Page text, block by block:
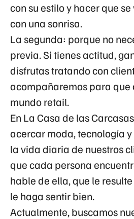
con su estilo y hacer que
con una sonrisa.
La segunda: porque no
previa. Si tienes actitud,
disfrutas tratando con
acompañaremos para que
mundo retail.
En La Casa de las
acercar moda, tecnología
la vida diaria de nuestros
que cada persona
hable de ella, que le
le haga sentir bien.
Actualmente, buscamos